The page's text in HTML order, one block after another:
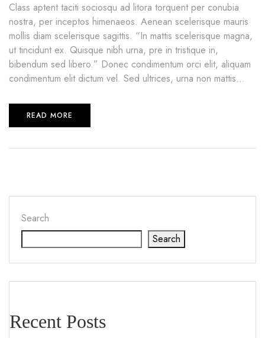
Search
Search
Recent Posts
Class aptent taciti sociosqu ad litora torquent per conubia
nostra, per inceptos himenaeos. Aenean scelerisque mauris
mollis diam scelerisque sagittis. “In mattis scelerisque magna,
ut tincidunt ex. Quisque nibh urna, pre in tristique in,
bibendum sed libero.” Donec condimentum orci elit, aliquam
condimentum elit dictum vel. Sed ultrices, urna non mattis...
READ MORE